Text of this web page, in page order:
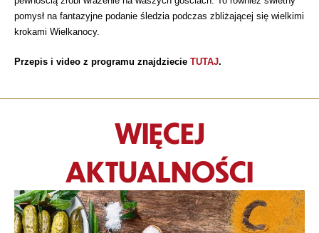
pomysł na fantazyjne podanie śledzia podczas zbliżającej się wielkimi
krokami Wielkanocy.
Przepis i video z programu znajdziecie TUTAJ.
WIĘCEJ
AKTUALNOŚCI